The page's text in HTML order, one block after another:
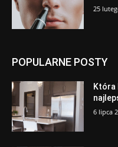
25
POPULARNE POSTY
Która
6 lipca